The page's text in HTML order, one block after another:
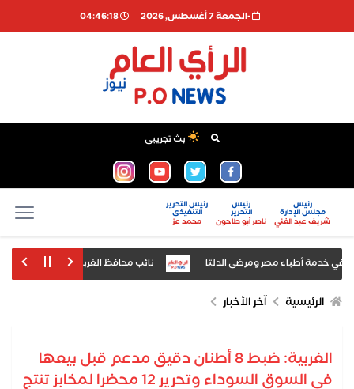
-الجمعة 7 أغسطس, 2026 04:46:19
بث تجريبى
رئيس
مجلس الإدارة
شريف عبد الغني
رئيس
التحرير
ناصر أبو طاحون
رئيس التحرير
التنفيذى
محمد عز
نائب محافظ الغربية يتابع ميدانيًا إحلال
الرئيسية اّخر الأخبار
الغربية: ضبط 8 أطنان دقيق مدعم قبل بيعها
في السوق السوداء وتحرير 12 محضرا لمخابز تنتج